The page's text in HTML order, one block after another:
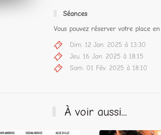
Séances
Vous pouvez réserver votre place
Dim. 12 Jan. 2025 à 13:30
Jeu. 16 Jan. 2025 à 18:15
Sam. 01 Fév. 2025 à 18:10
À voir aussi...